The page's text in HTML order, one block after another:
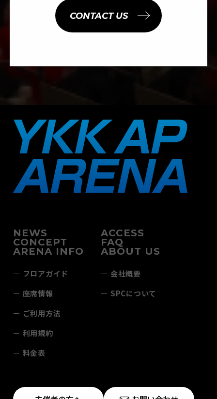
CONTACT US
NEWS ACCESS
CONCEPT FAQ
ARENA INFO
フロアガイド
座席情報
ご利用方法
利用規約
料金表
ABOUT US
会社概要
SPCについて